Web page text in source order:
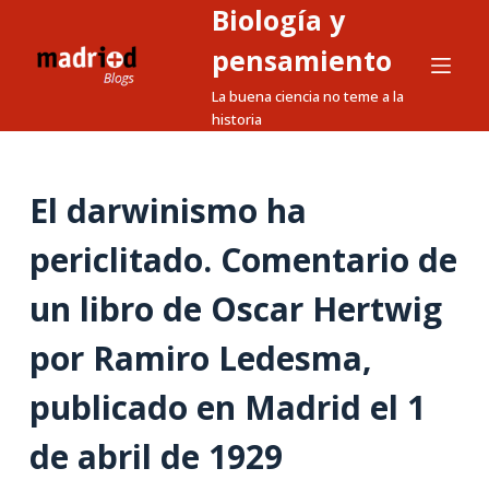
a
o
n
d
Biología y
pensamiento
La buena ciencia no teme a la
historia
El darwinismo ha
periclitado. Comentario de
un libro de Oscar Hertwig
por Ramiro Ledesma,
publicado en Madrid el 1
de abril de 1929